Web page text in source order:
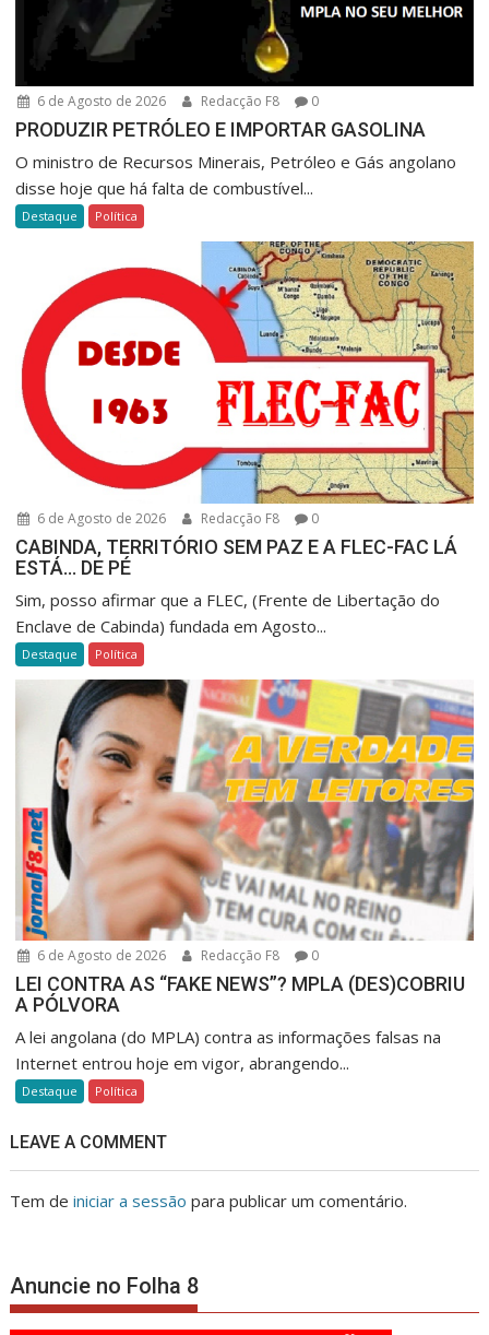
6 de Agosto de 2026 Redacção F8 0
PRODUZIR PETRÓLEO E IMPORTAR GASOLINA
O ministro de Recursos Minerais, Petróleo e Gás angolano
disse hoje que há falta de combustível...
Destaque Política
6 de Agosto de 2026 Redacção F8 0
CABINDA, TERRITÓRIO SEM PAZ E A FLEC-FAC LÁ
ESTÁ… DE PÉ
Sim, posso afirmar que a FLEC, (Frente de Libertação do
Enclave de Cabinda) fundada em Agosto...
Destaque Política
6 de Agosto de 2026 Redacção F8 0
LEI CONTRA AS “FAKE NEWS”? MPLA (DES)COBRIU
A PÓLVORA
A lei angolana (do MPLA) contra as informações falsas na
Internet entrou hoje em vigor, abrangendo...
Destaque Política
LEAVE A COMMENT
Tem deiniciar a sessão para publicar um comentário.
Anuncie no Folha 8